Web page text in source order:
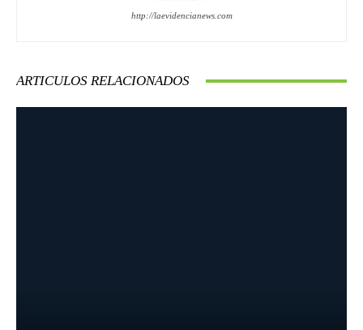
http://laevidencianews.com
ARTICULOS RELACIONADOS